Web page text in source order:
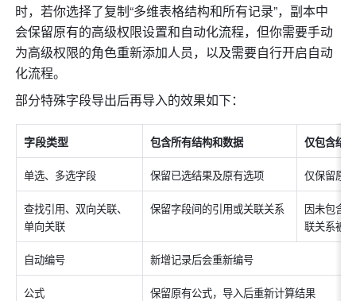
时，若你选择了复制“多维表格结构和所有记录”，副本中
会保留原有的高级权限设置和自动化流程，但你需要手动
为高级权限的角色重新添加人员，以及需要自行开启自动
化流程。
部分特殊字段导出后再导入的效果如下：
字段类型 包含所有结构和数据 仅包含结构
单选、多选字段 保留已选结果及原有选项 仅保留原
查找引用、双向关联、
单向关联
保留字段间的引用或关联关系
因未包含
联关系被
自动编号 新增记录后会重新编号
公式 保留原有公式，导入后重新计算结果